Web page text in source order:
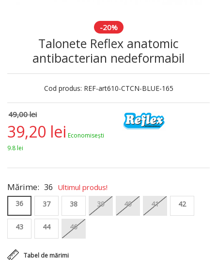
-20%
Talonete Reflex anatomic
antibacterian nedeformabil
Cod produs: REF-art610-CTCN-BLUE-165
39,20 lei
49,00 lei
Economisești
9.8 lei
Tabel de mărimi
Mărime: 36 Ultimul produs!
36 37 38 39 40 41 42
43 44 46